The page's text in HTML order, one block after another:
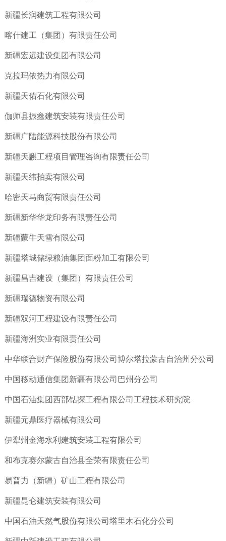
新疆长润建筑工程有限公司
喀什建工（集团）有限责任公司
新疆宏远建设集团有限公司
克拉玛依热力有限公司
新疆天佑石化有限公司
伽师县振鑫建筑安装有限责任公司
新疆广陆能源科技股份有限公司
新疆天麒工程项目管理咨询有限责任公司
新疆天纬拍卖有限公司
哈密天马商贸有限责任公司
新疆新华华龙印务有限责任公司
新疆蒙牛天雪有限公司
新疆塔城储绿粮油集团面粉加工有限公司
新疆昌吉建设（集团）有限责任公司
新疆瑞德物资有限公司
新疆双河工程建设有限责任公司
新疆海洲实业有限责任公司
中华联合财产保险股份有限公司博尔塔拉蒙古自治州分公司
中国移动通信集团新疆有限公司巴州分公司
中国石油集团西部钻探工程有限公司工程技术研究院
新疆元鼎医疗器械有限公司
伊犁州金海水利建筑安装工程有限公司
和布克赛尔蒙古自治县全荣有限责任公司
易普力（新疆）矿山工程有限公司
新疆昆仑建筑安装有限公司
中国石油天然气股份有限公司塔里木石化分公司